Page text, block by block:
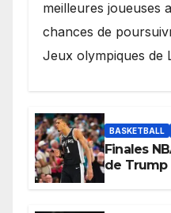
meilleures joueuses
chances de
Jeux olympiques de
BASKETBALL
Finales
de Trump